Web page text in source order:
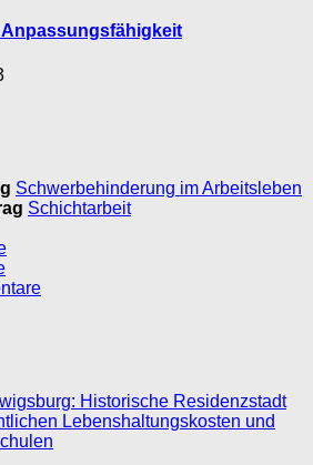
Schwerbehinderung im Arbeitsleben
Schichtarbeit
Historische Residenzstadt
Lebenshaltungskosten und